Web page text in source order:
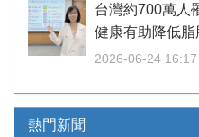
台灣約700萬
健康有助降低
2026-06-24 16:17
熱門新聞